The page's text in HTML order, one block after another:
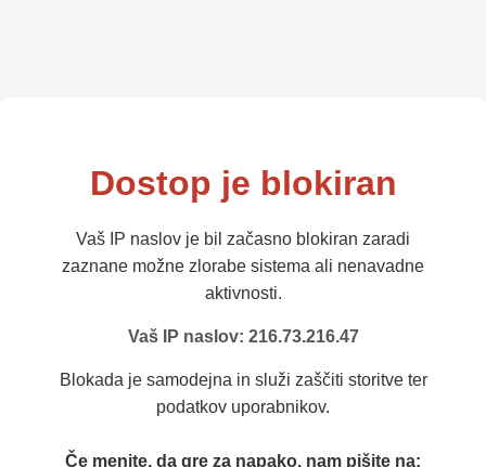
Dostop je blokiran
Vaš IP naslov je bil začasno blokiran zaradi
zaznane možne zlorabe sistema ali nenavadne
aktivnosti.
Vaš IP naslov: 216.73.216.47
Blokada je samodejna in služi zaščiti storitve ter
podatkov uporabnikov.
Če menite, da gre za napako, nam pišite na: